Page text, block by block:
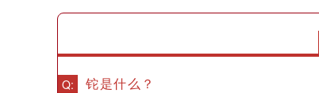
Q: 铊是什么？